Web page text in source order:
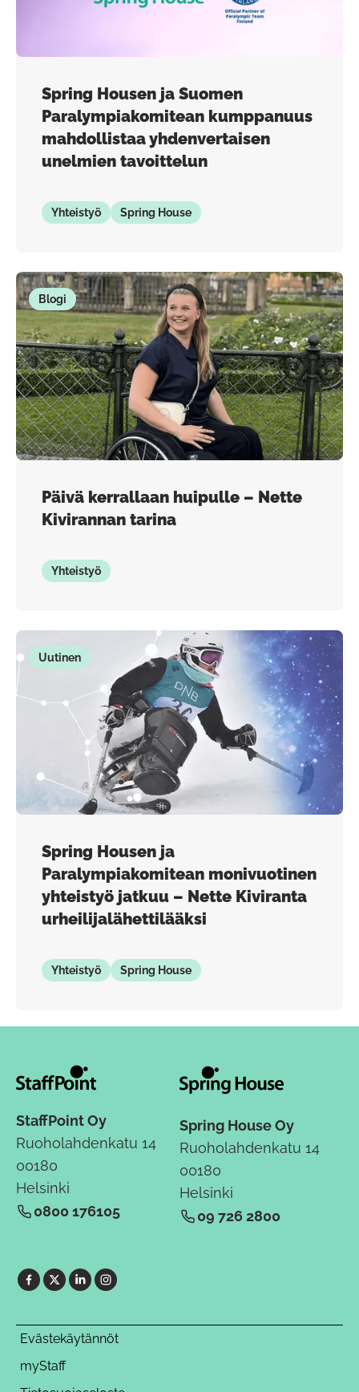
Spring Housen ja Suomen
Paralympiakomitean kumppanuus
mahdollistaa yhdenvertaisen
unelmien tavoittelun
Yhteistyö Spring House
Blogi
Päivä kerrallaan huipulle – Nette
Kivirannan tarina
Yhteistyö
Uutinen
Spring Housen ja
Paralympiakomitean monivuotinen
yhteistyö jatkuu – Nette Kiviranta
urheilijalähettilääksi
Yhteistyö Spring House
StaffPoint Oy
Ruoholahdenkatu 14
00180
Helsinki
0800 176105
Spring House Oy
Ruoholahdenkatu 14
00180
Helsinki
09 726 2800
Evästekäytännöt
myStaff